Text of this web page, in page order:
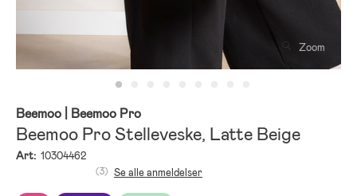
Zoom
Beemoo | Beemoo Pro
Beemoo Pro Stelleveske, Latte Beige
Art: 10304462
(3) Se alle anmeldelser